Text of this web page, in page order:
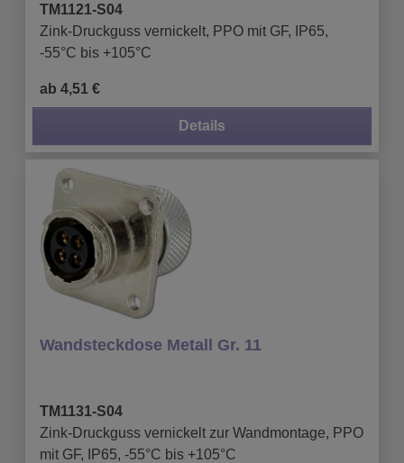
TM1121-S04
Zink-Druckguss vernickelt, PPO mit GF, IP65,
-55°C bis +105°C
ab 4,51 €
Details
Wandsteckdose Metall Gr. 11
TM1131-S04
Zink-Druckguss vernickelt zur Wandmontage, PPO
mit GF, IP65, -55°C bis +105°C